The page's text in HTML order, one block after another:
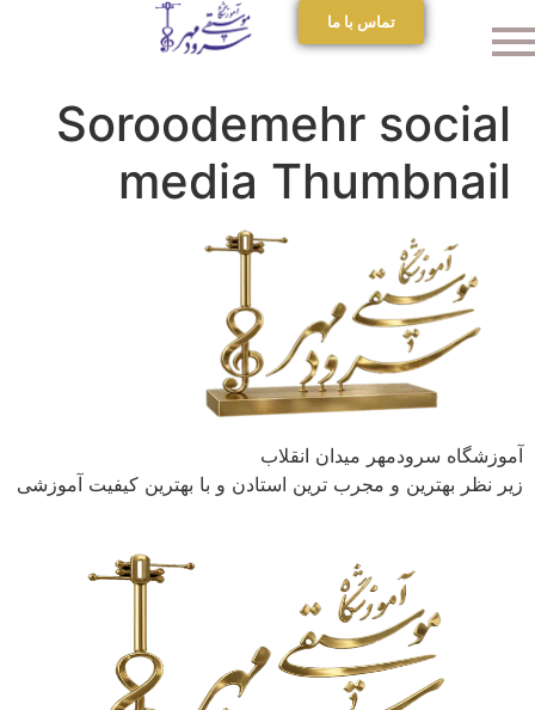
تماس با ما
Soroodemehr social
media Thumbnail
آموزشگاه سرودمهر میدان انقلاب
زیر نظر بهترین و مجرب ترین استادن و با بهترین کیفیت آموزشی